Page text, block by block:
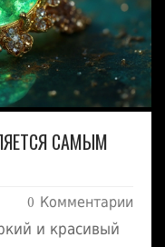
САМЫМ
0 Комментарии
и красивый